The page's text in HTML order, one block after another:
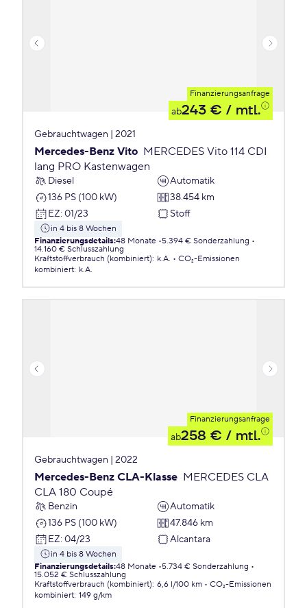
Finanzierungsanfrage
ab243 € / mtl.
Gebrauchtwagen | 2021
Mercedes-Benz Vito MERCEDES Vito 114 CDI
lang PRO Kastenwagen
Diesel
Automatik
136 PS (100 kW)
38.454 km
EZ: 01/23 Stoff
in 4 bis 8 Wochen
Finanzierungsdetails:48 Monate 5.394 € Sonderzahlung
14.160 € Schlusszahlung
Kraftstoffverbrauch (kombiniert): k.A.
CO₂-Emissionen
kombiniert: k.A.
Finanzierungsanfrage
ab258 € / mtl.
Gebrauchtwagen | 2022
Mercedes-Benz CLA-Klasse MERCEDES CLA
CLA 180 Coupé
Benzin
Automatik
136 PS (100 kW)
47.846 km
EZ: 04/23 Alcantara
in 4 bis 8 Wochen
Finanzierungsdetails:48 Monate 5.734 € Sonderzahlung
15.052 € Schlusszahlung
Kraftstoffverbrauch (kombiniert): 6,6 l/100 km
CO₂-Emissionen
kombiniert: 149 g/km